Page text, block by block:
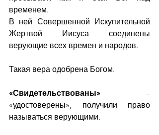
временем.
В ней Совершенной Искупительной
Жертвой Иисуса соединены
верующие всех времен и народов.
Такая вера одобрена Богом.
«Свидетельствованы» –
«удостоверены», получили право
называться верующими.